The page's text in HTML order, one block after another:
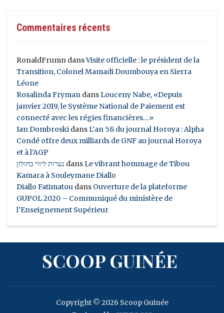
Commentaires récents
RonaldFrumn dansVisite officielle : le président de la
Transition, Colonel Mamadi Doumbouya en Sierra
Léone
Rosalinda Fryman dansLouceny Nabe, «Depuis
janvier 2019, le Système National de Paiement est
connecté avec les régies financières…»
Ian Dombroski dansL’an 58 du journal Horoya : Alpha
Condé offre deux milliards de GNF au journal Horoya
et à l’AGP
נערות ליווי בחולון dansLe vibrant hommage de Tibou
Kamara à Souleymane Diallo
Diallo Fatimatou dans Ouverture de la plateforme
GUPOL 2020 – Communiqué du ministère de
l’Enseignement Supérieur
SCOOP GUINÉE
Copyright © 2026 Scoop Guinée